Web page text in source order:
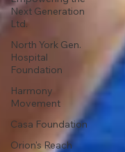
Next Generation
Ltd.
North York Gen.
Hospital
Foundation
Harmony
Movement
Casa Foundation
Orion's Reach